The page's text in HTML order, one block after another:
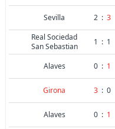
Sevilla 2 : 3
Real Sociedad
San Sebastian
1 : 1
Alaves 0 : 1
Girona 3 : 0
Alaves 0 : 1